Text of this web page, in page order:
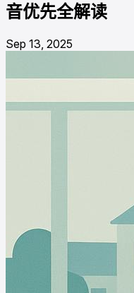
音优先全解读
Sep 13, 2025